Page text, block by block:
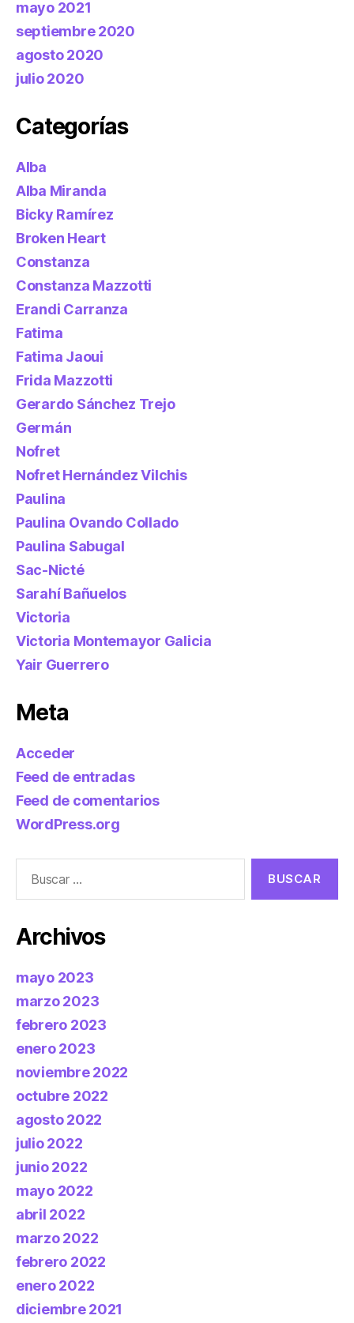
mayo 2021
septiembre 2020
agosto 2020
julio 2020
Categorías
Alba
Alba Miranda
Bicky Ramírez
Broken Heart
Constanza
Constanza Mazzotti
Erandi Carranza
Fatima
Fatima Jaoui
Frida Mazzotti
Gerardo Sánchez Trejo
Germán
Nofret
Nofret Hernández Vilchis
Paulina
Paulina Ovando Collado
Paulina Sabugal
Sac-Nicté
Sarahí Bañuelos
Victoria
Victoria Montemayor Galicia
Yair Guerrero
Meta
Acceder
Feed de entradas
Feed de comentarios
WordPress.org
Archivos
mayo 2023
marzo 2023
febrero 2023
enero 2023
noviembre 2022
octubre 2022
agosto 2022
julio 2022
junio 2022
mayo 2022
abril 2022
marzo 2022
febrero 2022
enero 2022
diciembre 2021